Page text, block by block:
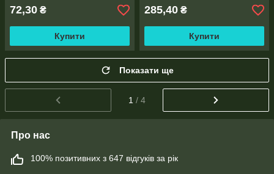
72,30 ₴
Купити
285,40 ₴
Купити
Показати ще
1 / 4
Про нас
100% позитивних з 647 відгуків за рік